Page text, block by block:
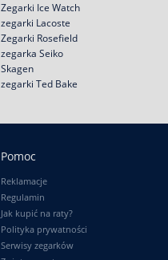
Zegarki Ice Watch
zegarki Lacoste
Zegarki Rosefield
zegarka Seiko
Skagen
zegarki Ted Bake
Pomoc
Reklamacje
Regulamin
Jak kupić na raty?
Polityka prywatności
Serwisy zegarków